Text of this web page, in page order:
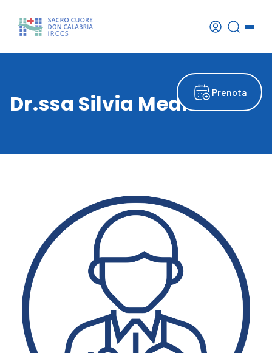
Prenota
Dr.ssa Silvia Medri